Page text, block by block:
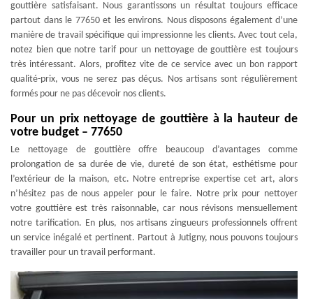
gouttière satisfaisant. Nous garantissons un résultat toujours efficace
partout dans le 77650 et les environs. Nous disposons également d’une
manière de travail spécifique qui impressionne les clients. Avec tout cela,
notez bien que notre tarif pour un nettoyage de gouttière est toujours
très intéressant. Alors, profitez vite de ce service avec un bon rapport
qualité-prix, vous ne serez pas déçus. Nos artisans sont régulièrement
formés pour ne pas décevoir nos clients.
Pour un prix nettoyage de gouttière à la hauteur de
votre budget – 77650
Le nettoyage de gouttière offre beaucoup d’avantages comme
prolongation de sa durée de vie, dureté de son état, esthétisme pour
l’extérieur de la maison, etc. Notre entreprise expertise cet art, alors
n’hésitez pas de nous appeler pour le faire. Notre prix pour nettoyer
votre gouttière est très raisonnable, car nous révisons mensuellement
notre tarification. En plus, nos artisans zingueurs professionnels offrent
un service inégalé et pertinent. Partout à Jutigny, nous pouvons toujours
travailler pour un travail performant.